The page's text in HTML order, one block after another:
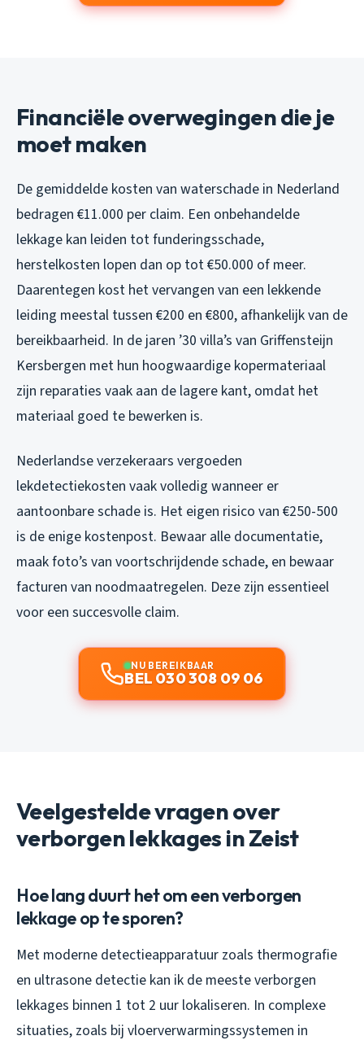
Financiële overwegingen die je
moet maken
De gemiddelde kosten van waterschade in Nederland
bedragen €11.000 per claim. Een onbehandelde
lekkage kan leiden tot funderingsschade,
herstelkosten lopen dan op tot €50.000 of meer.
Daarentegen kost het vervangen van een lekkende
leiding meestal tussen €200 en €800, afhankelijk van de
bereikbaarheid. In de jaren ’30 villa’s van Griffensteijn
Kersbergen met hun hoogwaardige kopermateriaal
zijn reparaties vaak aan de lagere kant, omdat het
materiaal goed te bewerken is.
Nederlandse verzekeraars vergoeden
lekdetectiekosten vaak volledig wanneer er
aantoonbare schade is. Het eigen risico van €250-500
is de enige kostenpost. Bewaar alle documentatie,
maak foto’s van voortschrijdende schade, en bewaar
facturen van noodmaatregelen. Deze zijn essentieel
voor een succesvolle claim.
NU BEREIKBAAR
BEL 030 308 09 06
Veelgestelde vragen over
verborgen lekkages in Zeist
Hoe lang duurt het om een verborgen
lekkage op te sporen?
Met moderne detectieapparatuur zoals thermografie
en ultrasone detectie kan ik de meeste verborgen
lekkages binnen 1 tot 2 uur lokaliseren. In complexe
situaties, zoals bij vloerverwarmingssystemen in